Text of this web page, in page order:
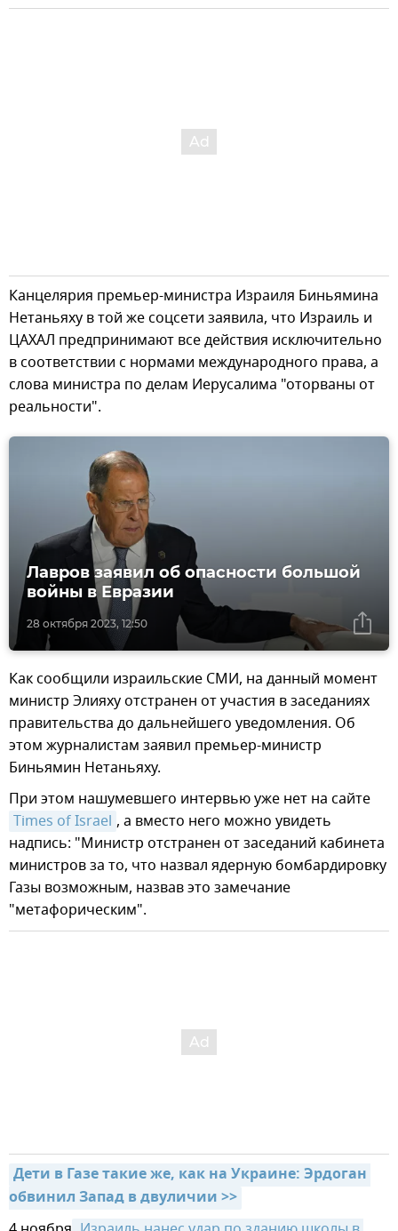
Канцелярия премьер-министра Израиля Биньямина
Нетаньяху в той же соцсети заявила, что Израиль и
ЦАХАЛ предпринимают все действия исключительно
в соответствии с нормами международного права, а
слова министра по делам Иерусалима "оторваны от
реальности".
28 октября 2023, 12:50
Лавров заявил об опасности большой
войны в Евразии
Как сообщили израильские СМИ, на данный момент
министр Элияху отстранен от участия в заседаниях
правительства до дальнейшего уведомления. Об
этом журналистам заявил премьер-министр
Биньямин Нетаньяху.
При этом нашумевшего интервью уже нет на сайте
Times of Israel , а вместо него можно увидеть
надпись: "Министр отстранен от заседаний кабинета
министров за то, что назвал ядерную бомбардировку
Газы возможным, назвав это замечание
"метафорическим".
Дети в Газе такие же, как на Украине: Эрдоган
обвинил Запад в двуличии >>